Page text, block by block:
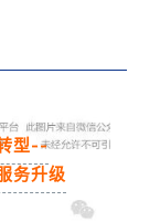
型--
务升级